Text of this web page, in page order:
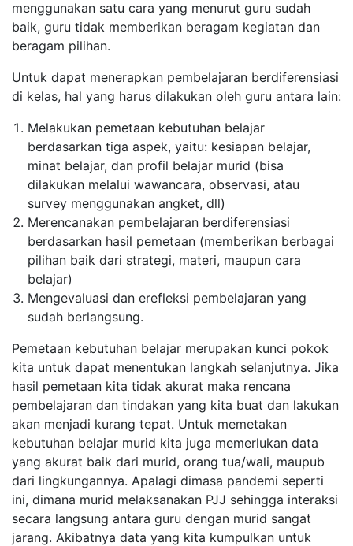
menggunakan satu cara yang menurut guru sudah
baik, guru tidak memberikan beragam kegiatan dan
beragam pilihan.
Untuk dapat menerapkan pembelajaran berdiferensiasi
di kelas, hal yang harus dilakukan oleh guru antara lain:
Melakukan pemetaan kebutuhan belajar
berdasarkan tiga aspek, yaitu: kesiapan belajar,
minat belajar, dan profil belajar murid (bisa
dilakukan melalui wawancara, observasi, atau
survey menggunakan angket, dll)
Merencanakan pembelajaran berdiferensiasi
berdasarkan hasil pemetaan (memberikan berbagai
pilihan baik dari strategi, materi, maupun cara
belajar)
Mengevaluasi dan erefleksi pembelajaran yang
sudah berlangsung.
Pemetaan kebutuhan belajar merupakan kunci pokok
kita untuk dapat menentukan langkah selanjutnya. Jika
hasil pemetaan kita tidak akurat maka rencana
pembelajaran dan tindakan yang kita buat dan lakukan
akan menjadi kurang tepat. Untuk memetakan
kebutuhan belajar murid kita juga memerlukan data
yang akurat baik dari murid, orang tua/wali, maupub
dari lingkungannya. Apalagi dimasa pandemi seperti
ini, dimana murid melaksanakan PJJ sehingga interaksi
secara langsung antara guru dengan murid sangat
jarang. Akibatnya data yang kita kumpulkan untuk